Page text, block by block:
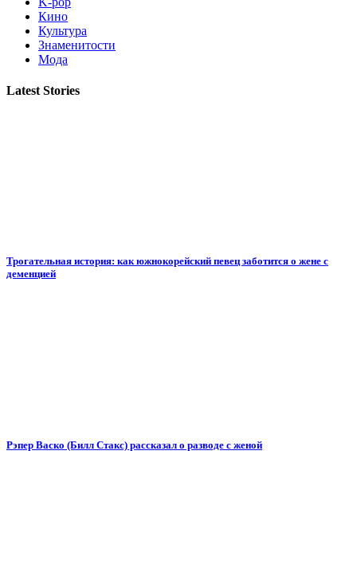
Кино
Культура
Знаменитости
Мода
Latest Stories
Трогательная история: как южнокорейский певец заботится о жене с
деменцией
Рэпер Васко (Билл Стакс) рассказал о разводе с женой